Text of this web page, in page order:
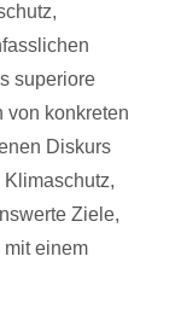
superiore
von konkreten
Diskurs
Ziele,
einem